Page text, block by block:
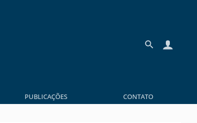
PUBLICAÇÕES CONTATO